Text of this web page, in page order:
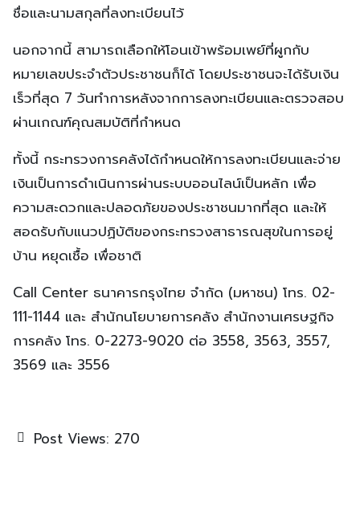
ชื่อและนามสกุลที่ลงทะเบียนไว้
นอกจากนี้ สามารถเลือกให้โอนเข้าพร้อมเพย์ที่ผูกกับ
หมายเลขประจำตัวประชาชนก็ได้ โดยประชาชนจะได้รับเงิน
เร็วที่สุด 7 วันทำการหลังจากการลงทะเบียนและตรวจสอบ
ผ่านเกณฑ์คุณสมบัติที่กำหนด
ทั้งนี้ กระทรวงการคลังได้กำหนดให้การลงทะเบียนและจ่าย
เงินเป็นการดำเนินการผ่านระบบออนไลน์เป็นหลัก เพื่อ
ความสะดวกและปลอดภัยของประชาชนมากที่สุด และให้
สอดรับกับแนวปฏิบัติของกระทรวงสาธารณสุขในการอยู่
บ้าน หยุดเชื้อ เพื่อชาติ
Call Center ธนาคารกรุงไทย จำกัด (มหาชน) โทร. 02-
111-1144 และ สำนักนโยบายการคลัง สำนักงานเศรษฐกิจ
การคลัง โทร. 0-2273-9020 ต่อ 3558, 3563, 3557,
3569 และ 3556
Post Views: 270